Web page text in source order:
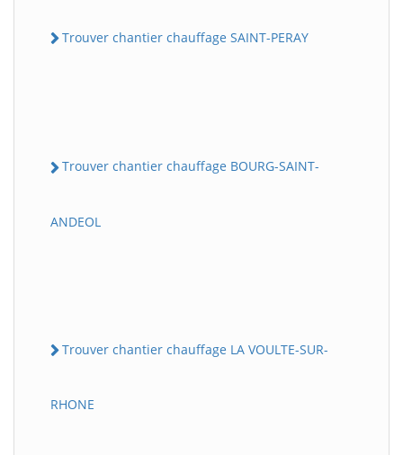
Trouver chantier chauffage SAINT-PERAY
Trouver chantier chauffage BOURG-SAINT-
ANDEOL
Trouver chantier chauffage LA VOULTE-SUR-
RHONE